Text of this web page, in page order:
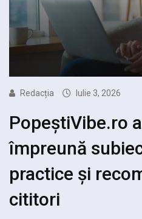
Redacția Iulie 3, 2026
PopeștiVibe.ro
împreună
practice și
cititori